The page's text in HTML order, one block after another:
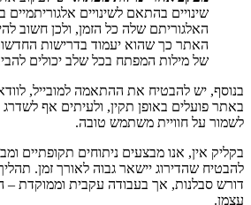
שינויים בהתאם לשינויים אלגוריתמיים
האלגוריתם שלה כל הזמן, ולכן חשוב
האתר כך שהוא יעמוד בדרישות
של מילות המפתח בכל שלב יכולים
בנוסף, יש להבטיח את ההתאמה למובייל,
באתר פועלים באופן תקין, ולעיתים אף
לשמור על חוויית משתמש טובה.
בקליק אין, אנו מבצעים ניתוחים תקופתיים
להבטיח שהדירוג יישאר גבוה לאורך זמן.
דורש סבלנות, אך בעבודה עקבית וממוקדת –
עצמן.